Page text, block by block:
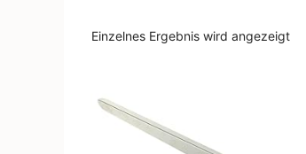
Einzelnes Ergebnis wird angezeigt